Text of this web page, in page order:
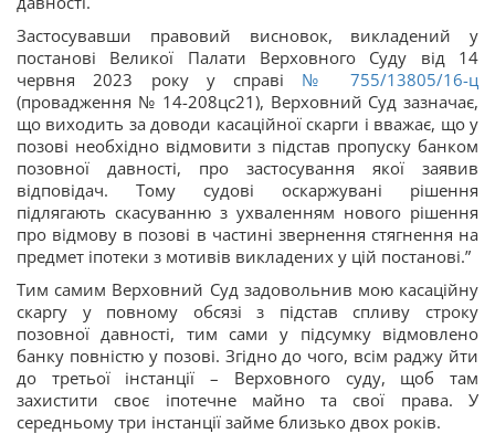
Застосувавши правовий висновок, викладений у
постанові Великої Палати Верховного Суду від 14
червня 2023 року у справі № 755/13805/16-ц
(провадження № 14-208цс21), Верховний Суд зазначає,
що виходить за доводи касаційної скарги і вважає, що у
позові необхідно відмовити з підстав пропуску банком
позовної давності, про застосування якої заявив
відповідач. Тому судові оскаржувані рішення
підлягають скасуванню з ухваленням нового рішення
про відмову в позові в частині звернення стягнення на
предмет іпотеки з мотивів викладених у цій постанові.”
Тим самим Верховний Суд задовольнив мою касаційну
скаргу у повному обсязі з підстав спливу строку
позовної давності, тим сами у підсумку відмовлено
банку повністю у позові. Згідно до чого, всім раджу йти
до третьої інстанції – Верховного суду, щоб там
захистити своє іпотечне майно та свої права. У
середньому три інстанції займе близько двох років.